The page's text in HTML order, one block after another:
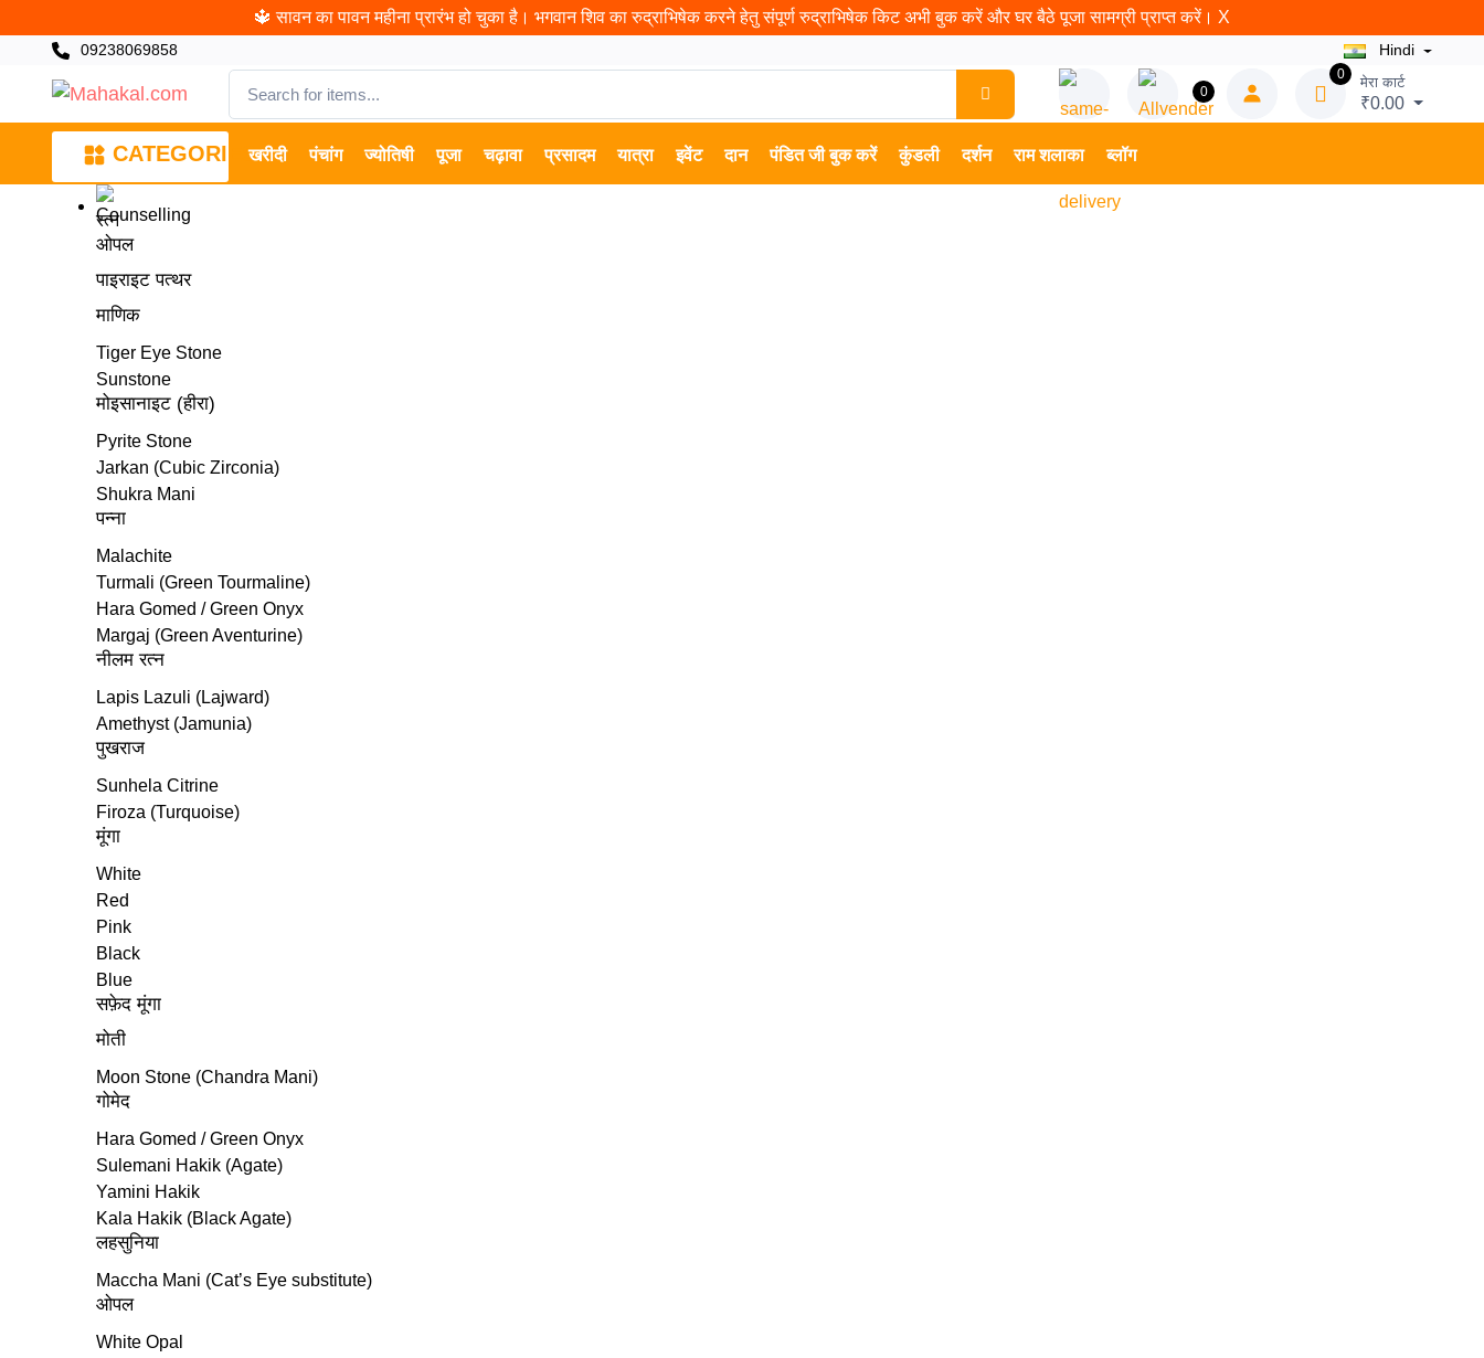
🔱 सावन का पावन महीना प्रारंभ हो चुका है। भगवान शिव का रुद्राभिषेक करने हेतु संपूर्ण रुद्राभिषेक किट अभी बुक करें और घर बैठे पूजा सामग्री प्राप्त करें। X
09238069858 Hindi
0
0 मेरा कार्ट
₹0.00
CATEGORIESखरीदी पंचांग ज्योतिषी पूजा चढ़ावा प्रसादम यात्रा इवेंट दान पंडित जी बुक करें कुंडली दर्शन राम शलाका ब्लॉग
रत्न
ओपल
पाइराइट पत्थर
माणिक
Tiger Eye Stone
Sunstone
मोइसानाइट (हीरा)
Pyrite Stone
Jarkan (Cubic Zirconia)
Shukra Mani
पन्ना
Malachite
Turmali (Green Tourmaline)
Hara Gomed / Green Onyx
Margaj (Green Aventurine)
नीलम रत्‍न
Lapis Lazuli (Lajward)
Amethyst (Jamunia)
पुखराज
Sunhela Citrine
Firoza (Turquoise)
मूंगा
White
Red
Pink
Black
Blue
सफ़ेद मूंगा
मोती
Moon Stone (Chandra Mani)
गोमेद
Hara Gomed / Green Onyx
Sulemani Hakik (Agate)
Yamini Hakik
Kala Hakik (Black Agate)
लहसुनिया
Maccha Mani (Cat’s Eye substitute)
ओपल
White Opal